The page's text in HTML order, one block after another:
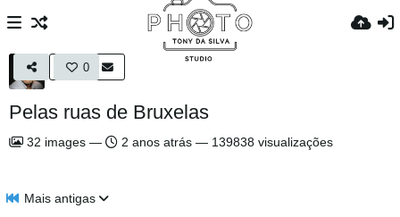
0
Pelas ruas de Bruxelas
32 images — 2 anos atrás — 139838 visualizações
Mais antigas